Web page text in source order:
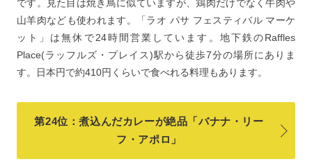
です。見た目は焼き鳥に似ていますが、鶏肉だけでなく牛肉や
山羊肉なども使われます。「ラオ パサ フェスティバル マーケ
ット」は無休で24時間営業しています。地下鉄のRaffles
Place(ラッフルズ・プレイス)駅から徒歩7分の場所にありま
す。日本円で約410円くらいで食べれる料理もあります。
第24位：煮込んだカレーが絶品「バナナ・リー
フ・アポロ」